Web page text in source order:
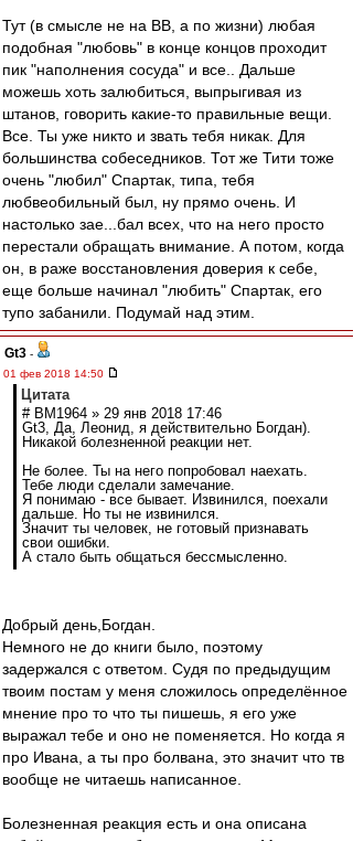
Тут (в смысле не на ВВ, а по жизни) любая
подобная "любовь" в конце концов проходит
пик "наполнения сосуда" и все.. Дальше
можешь хоть залюбиться, выпрыгивая из
штанов, говорить какие-то правильные вещи.
Все. Ты уже никто и звать тебя никак. Для
большинства собеседников. Тот же Тити тоже
очень "любил" Спартак, типа, тебя
любвеобильный был, ну прямо очень. И
настолько зае...бал всех, что на него просто
перестали обращать внимание. А потом, когда
он, в раже восстановления доверия к себе,
еще больше начинал "любить" Спартак, его
тупо забанили. Подумай над этим.
Gt3 -
01 фев 2018 14:50
Цитата
# BM1964 » 29 янв 2018 17:46
Gt3, Да, Леонид, я действительно Богдан).
Никакой болезненной реакции нет.
Не более. Ты на него попробовал наехать.
Тебе люди сделали замечание.
Я понимаю - все бывает. Извинился, поехали
дальше. Но ты не извинился.
Значит ты человек, не готовый признавать
свои ошибки.
А стало быть общаться бессмысленно.
Добрый день,Богдан.
Немного не до книги было, поэтому
задержался с ответом. Судя по предыдущим
твоим постам у меня сложилось определённое
мнение про то что ты пишешь, я его уже
выражал тебе и оно не поменяется. Но когда я
про Ивана, а ты про болвана, это значит что тв
вообще не читаешь написанное.
Болезненная реакция есть и она описана